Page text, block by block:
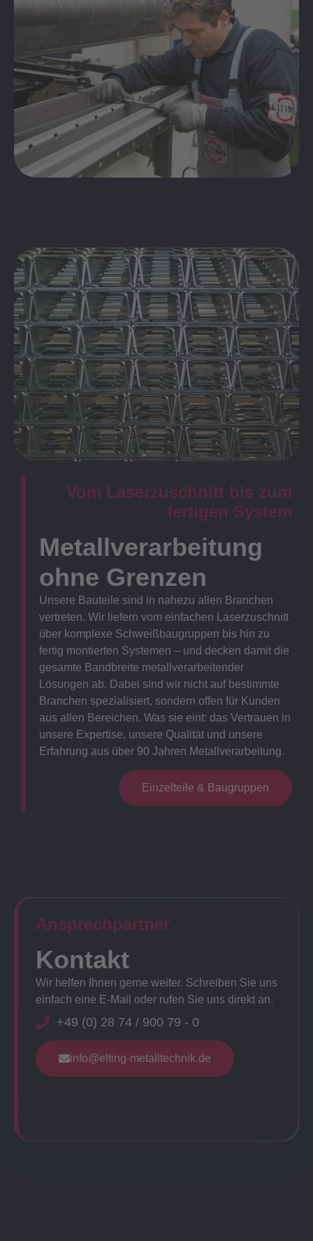
Vom Laserzuschnitt bis zum
fertigen System
Metallverarbeitung
ohne Grenzen
Unsere Bauteile sind in nahezu allen Branchen
vertreten. Wir liefern vom einfachen Laserzuschnitt
über komplexe Schweißbaugruppen bis hin zu
fertig montierten Systemen – und decken damit die
gesamte Bandbreite metallverarbeitender
Lösungen ab. Dabei sind wir nicht auf bestimmte
Branchen spezialisiert, sondern offen für Kunden
aus allen Bereichen. Was sie eint: das Vertrauen in
unsere Expertise, unsere Qualität und unsere
Erfahrung aus über 90 Jahren Metallverarbeitung.
Einzelteile & Baugruppen
Ansprechpartner​
Kontakt
Wir helfen Ihnen gerne weiter. Schreiben Sie uns
einfach eine E-Mail oder rufen Sie uns direkt an.
+49 (0) 28 74 / 900 79 - 0
info@elting-metalltechnik.de